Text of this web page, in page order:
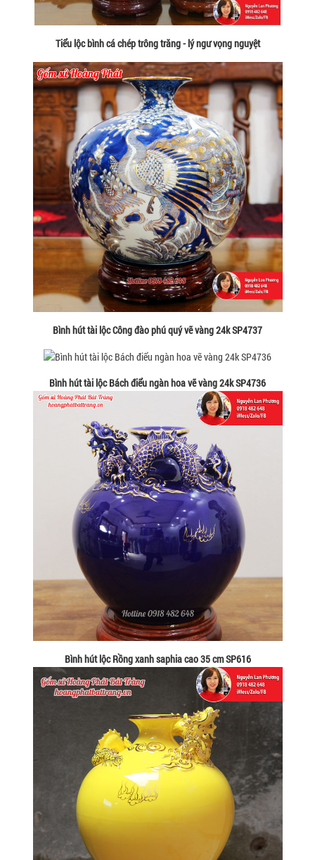
Tiểu lộc bình cá chép trông trăng - lý ngư vọng nguyệt
Bình hút tài lộc Công đào phú quý vẽ vàng 24k SP4737
Bình hút tài lộc Bách điểu ngàn hoa vẽ vàng 24k SP4736
Bình hút lộc Rồng xanh saphia cao 35 cm SP616